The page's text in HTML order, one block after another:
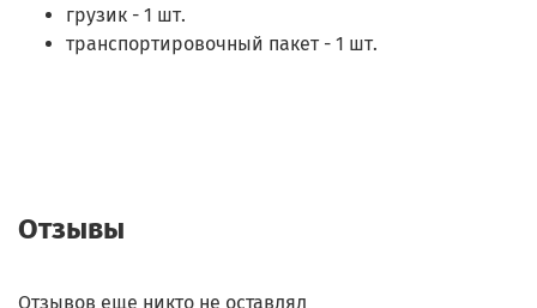
грузик - 1 шт.
транспортировочный пакет - 1 шт.
Отзывы
Отзывов еще никто не оставлял